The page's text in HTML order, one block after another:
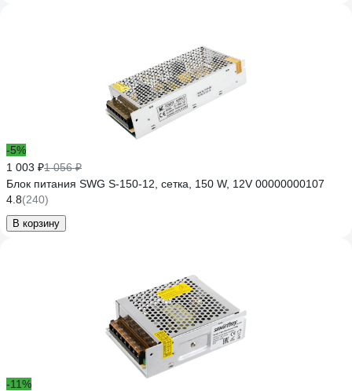
-5%
1 003 ₽1 056 ₽
Блок питания SWG S-150-12, сетка, 150 W, 12V 00000000107
4.8(240)
В корзину
-11%